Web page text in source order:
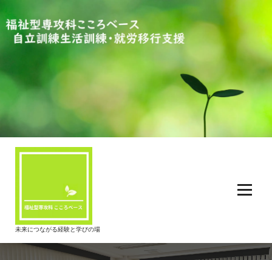
ン
テ
へ
ッ
プ
未来につながる経験と学びの場